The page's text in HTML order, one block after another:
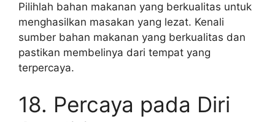
Pilihlah bahan makanan yang berkualitas untuk
menghasilkan masakan yang lezat. Kenali
sumber bahan makanan yang berkualitas dan
pastikan membelinya dari tempat yang
terpercaya.
18. Percaya pada Diri